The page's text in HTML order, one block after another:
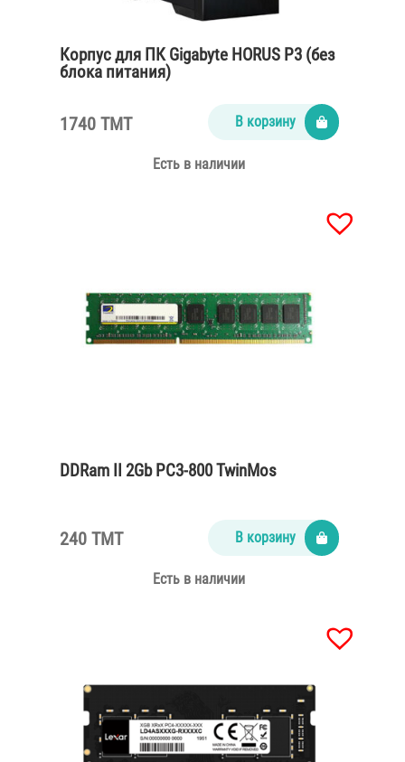
Корпус для ПК Gigabyte HORUS P3 (без
блока питания)
1740 TMT В корзину
Есть в наличии
DDRam II 2Gb PC3-800 TwinMos
240 TMT В корзину
Есть в наличии